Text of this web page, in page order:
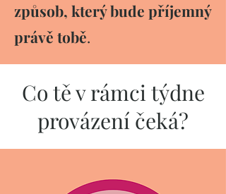
způsob, který bude příjemný
právě tobě.
Co tě v rámci týdne
provázení čeká?